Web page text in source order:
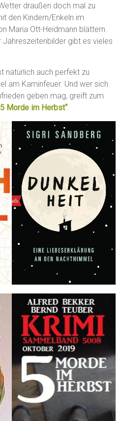
draußen doch mal zu
den Kindern/Enkeln im
Maria Ott-Heidmann blättern.
gibt es vieles
natürlich auch perfekt zu
am Kaminfeuer. Und wer sich
geben mag, greift zum
Morde im Herbst“.